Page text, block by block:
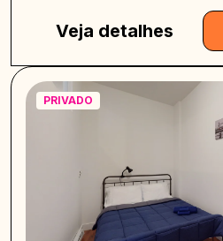
Veja detalhes
PRIVADO